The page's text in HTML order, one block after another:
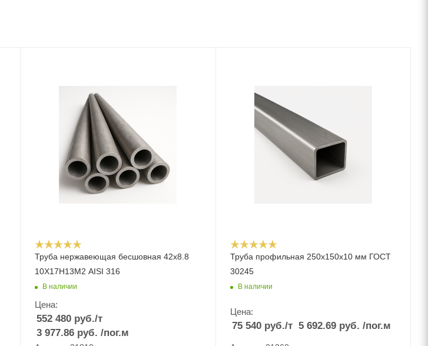
Труба нержавеющая бесшовная 42х8.8
10Х17Н13М2 AISI 316
В наличии
Цена:
552 480 руб./т
3 977.86 руб. /пог.м
Труба профильная 250х150х10 мм ГОСТ
30245
В наличии
Цена:
75 540руб./т 5 692.69 руб. /пог.м